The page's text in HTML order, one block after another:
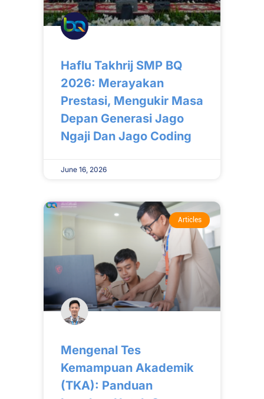
Haflu Takhrij SMP BQ
2026: Merayakan
Prestasi, Mengukir Masa
Depan Generasi Jago
Ngaji Dan Jago Coding
June 16, 2026
Articles
Mengenal Tes
Kemampuan Akademik
(TKA): Panduan